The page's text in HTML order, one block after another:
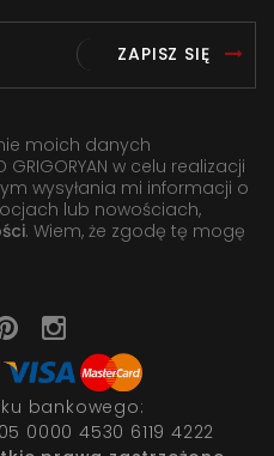
ZAPISZ SIĘ
moich danych
w celu realizacji
wysyłania mi informacji o
lub nowościach,
. Wiem, że zgodę tę mogę
bankowego:
0000 4530 6119 4222